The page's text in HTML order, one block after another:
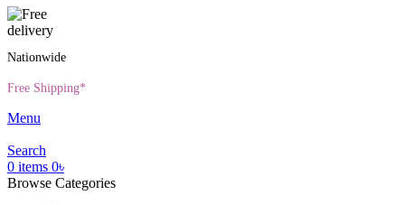
Nationwide
Free Shipping*
Menu
Search
0 items 0৳
Browse Categories